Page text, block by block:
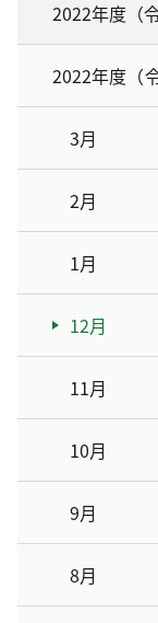
2022年度（
2022年度（
3月
2月
1月
12月
11月
10月
9月
8月